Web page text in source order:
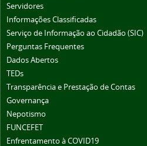
Servidores
Informações Classificadas
Serviço de Informação ao Cidadão (SIC)
Perguntas Frequentes
Dados Abertos
TEDs
Transparência e Prestação de Contas
Governança
Nepotismo
FUNCEFET
Enfrentamento à COVID19